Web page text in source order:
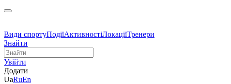
Види спортуПодіїАктивностіЛокаціїТренери
Знайти
Увійти
Додати
UaRuEn